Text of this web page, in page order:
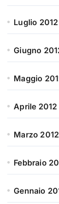
Luglio 2012
Giugno
Maggio
Aprile 2012
Marzo 2012
Febbraio
Gennaio